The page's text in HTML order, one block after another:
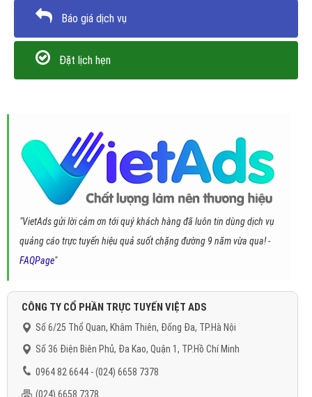
Báo giá dịch vụ
Đặt lịch hẹn
"VietAds gửi lời cảm ơn tới quý khách hàng đã luôn tin dùng dịch vụ
quảng cáo trực tuyến hiệu quả suốt chặng đường 9 năm vừa qua! -
FAQPage"
CÔNG TY CỔ PHẦN TRỰC TUYẾN VIỆT ADS
Số 6/25 Thổ Quan, Khâm Thiên, Đống Đa, TP.Hà Nội
Số 36 Điện Biên Phủ, Đa Kao, Quận 1, TP.Hồ Chí Minh
0964 82 6644 - (024) 6658 7378
(024) 6658 7378